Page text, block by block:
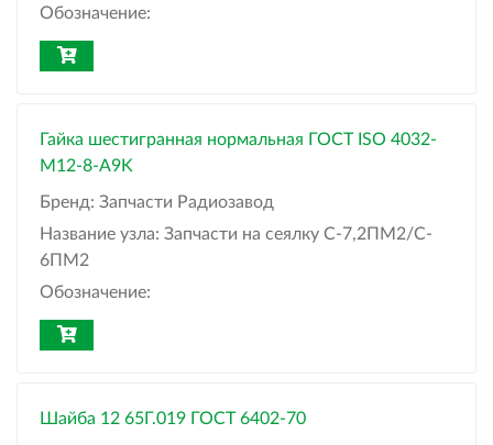
Обозначение:
Гайка шестигранная нормальная ГОСТ ISO 4032-
М12-8-A9K
Бренд: Запчасти Радиозавод
Название узла: Запчасти на сеялку С-7,2ПМ2/C-
6ПМ2
Обозначение:
Шайба 12 65Г.019 ГОСТ 6402-70